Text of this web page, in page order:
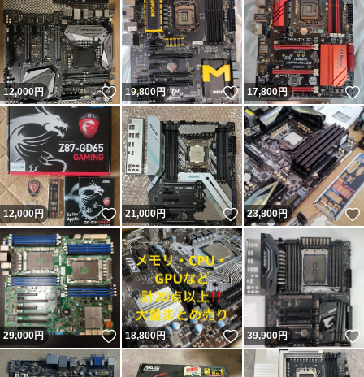
12,000円 いいね！
19,800円 いいね！
17,800円
12,000円 いいね！
21,000円 いいね！
23,800円
29,000円 いいね！
18,800円 いいね！
39,900円